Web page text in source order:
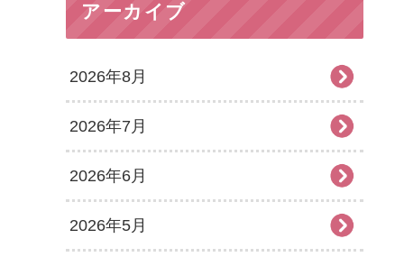
アーカイブ
2026年8月
2026年7月
2026年6月
2026年5月